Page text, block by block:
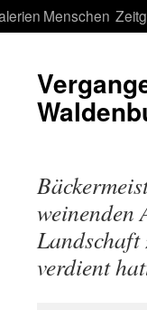
Menschen
weinenden
Landschaft
verdient